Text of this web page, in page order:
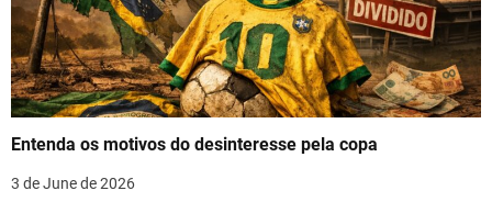
Entenda os motivos do desinteresse pela copa
3 de June de 2026